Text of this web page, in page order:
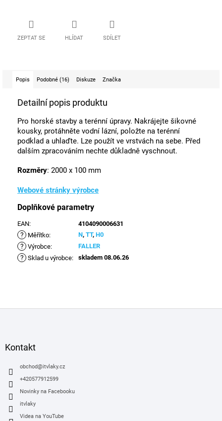
ZEPTAT SE HLÍDAT SDÍLET
Popis Podobné (16) Diskuze Značka
Detailní popis produktu
Pro horské stavby a terénní úpravy. Nakrájejte šikovné
kousky, protáhněte vodní lázní, položte na terénní
podklad a uhlaďte. Lze použít ve vrstvách na sebe. Před
dalším zpracováním nechte důkladně vyschnout.
Rozměry: 2000 x 100 mm
Webové stránky výrobce
Doplňkové parametry
EAN: 4104090006631
? Měřítko: N, TT, H0
? Výrobce: FALLER
? Sklad u výrobce: skladem 08.06.26
Kontakt
obchod@itvlaky.cz
+420577912599
Novinky na Facebooku
itvlaky
Videa na YouTube